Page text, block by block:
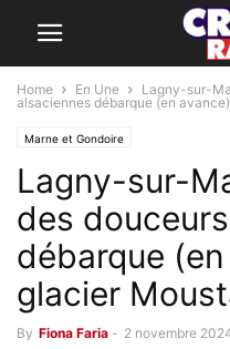
Home En Une
Lagny-sur-
alsaciennes débarque (en
Marne et Gondoire
Lagny-sur-
des
débarque
glacier
By Fiona Faria - 2 novembre